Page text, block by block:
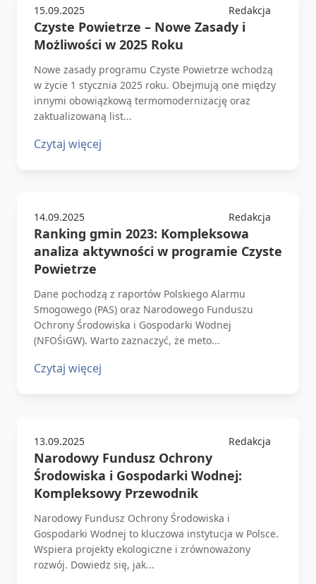
15.09.2025 Redakcja
Czyste Powietrze – Nowe Zasady i
Możliwości w 2025 Roku
Nowe zasady programu Czyste Powietrze wchodzą
w życie 1 stycznia 2025 roku. Obejmują one między
innymi obowiązkową termomodernizację oraz
zaktualizowaną list...
Czytaj więcej
14.09.2025 Redakcja
Ranking gmin 2023: Kompleksowa
analiza aktywności w programie Czyste
Powietrze
Dane pochodzą z raportów Polskiego Alarmu
Smogowego (PAS) oraz Narodowego Funduszu
Ochrony Środowiska i Gospodarki Wodnej
(NFOŚiGW). Warto zaznaczyć, że meto...
Czytaj więcej
13.09.2025 Redakcja
Narodowy Fundusz Ochrony
Środowiska i Gospodarki Wodnej:
Kompleksowy Przewodnik
Narodowy Fundusz Ochrony Środowiska i
Gospodarki Wodnej to kluczowa instytucja w Polsce.
Wspiera projekty ekologiczne i zrównoważony
rozwój. Dowiedz się, jak...